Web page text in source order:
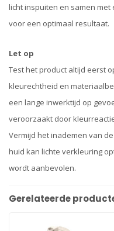
licht inspuiten en samen
voor een optimaal resultaat.
Let op
Test het product altijd eerst
kleurechtheid en
een lange inwerktijd op
veroorzaakt door
Vermijd het inademen van
huid kan lichte verkleuring
wordt aanbevolen.
Gerelateerde